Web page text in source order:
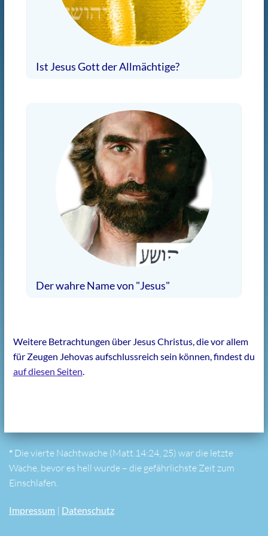
Ist Jesus Gott der Allmächtige?
Der wahre Name von "Jesus"
Weitere Betrachtungen über Jesus Christus, die vor allem
für Zeugen Jehovas aufschlussreich sein können, findest du
auf diesen Seiten
* Die vierte Nachtwache (Matt.14:24, 25) war die letzte
Wache, bevor es hell wurde – die gefährlichste Zeit zum
Einschlafen.
Impressum | Datenschutz